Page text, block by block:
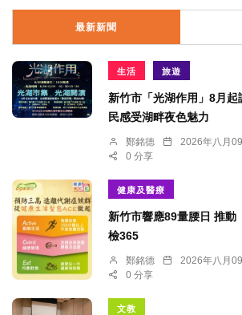
最新新聞
生活 旅遊
新竹市「光湖作用」8月
民感受湖畔夜色魅力
鄭銘德 2026年八月
0 分享
健康及醫療
新竹市響應89量腰日 推動
檢365
鄭銘德 2026年八月
0 分享
文教